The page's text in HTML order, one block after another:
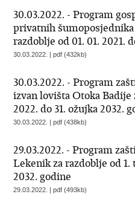
30.03.2022. - Program
privatnih šumoposjednika
razdoblje od 01. 01. 2021.
30.03.2022. | pdf (432kb)
30.03.2022. - Program
izvan lovišta Otoka Badije
2022. do 31. ožujka 2032.
30.03.2022. | pdf (438kb)
29.03.2022. - Program
Lekenik za razdoblje od 1.
2032. godine
29.03.2022. | pdf (493kb)